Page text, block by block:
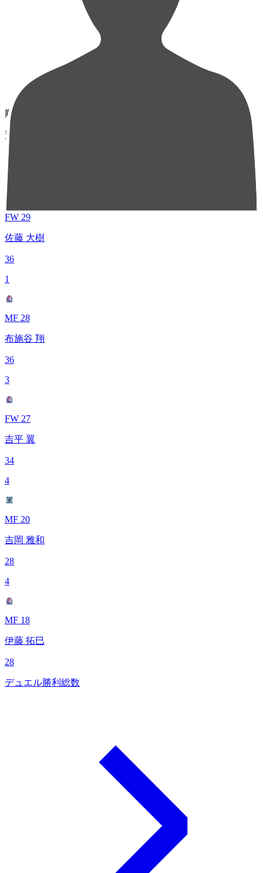
順位
選手名
成績
1
FW 29
佐藤 大樹
36
1
MF 28
布施谷 翔
36
3
FW 27
吉平 翼
34
4
MF 20
吉岡 雅和
28
4
MF 18
伊藤 拓巳
28
デュエル勝利総数